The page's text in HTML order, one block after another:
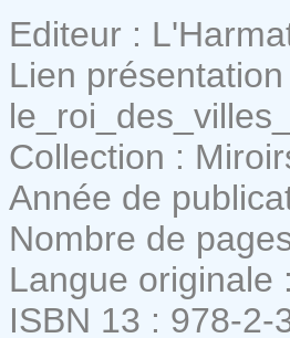
Editeur :
Lien
Collection :
Année de
Nombre de
Langue originale
ISBN 13 : 978-2-